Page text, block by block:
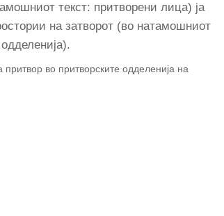
текст: притворени лица) ја
на затворот (во натамошниот
во притворските одделенија на